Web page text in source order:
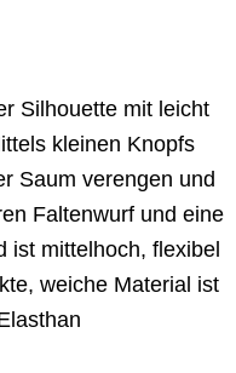
Silhouette mit leicht
kleinen Knopfs
Saum verengen und
Faltenwurf und eine
ist mittelhoch, flexibel
weiche Material ist